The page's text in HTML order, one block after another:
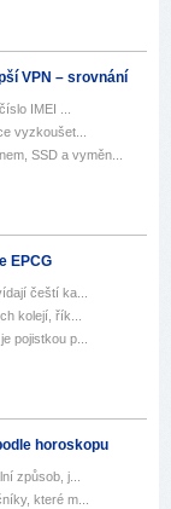
VPN – srovnání
IMEI ...
vyzkoušet...
SSD a vyměn...
EPCG
čeští ka...
kolejí, řík...
pojistkou p...
horoskopu
způsob, j...
které m...